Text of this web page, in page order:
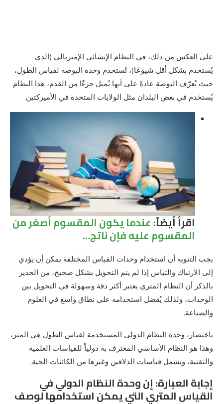
على العكس من ذلك، في النظام الإنشائي الإمبريالي (الذي
يُستخدم بشكل أقل شيوعًا)، تُستخدم وحدة البوصة لقياس الطول،
حيث تُعرّف البوصة عادةً على أنها تُمثل جزءًا من القدم، هذا النظام
يُستخدم في بعض البلدان مثل الولايات المتحدة في الأميركتين.
اقرأ أيضاً:عندما يكون المقسوم أصغر من
المقسوم عليه فإن ناتج…
يجب التنويه أن استخدام وحدات القياس المختلفة يمكن أن يؤدي
إلى الارتباك والتباس إذا لم يتم التحويل بشكل صحيح، من الجدير
بالذكر أن النظام المتري يعتبر أكثر دقة وسهولة في التحويل بين
الوحدات، ولذلك يُفضل استخدامه على نطاق واسع في العلوم
والصناعة.
باختصار، وحدة النظام الدولي المستخدمة لقياس الطول هي المتر،
وهذا هو النظام الأساسي المعترف به دولياً للقياسات العلمية
والتقنية، ويشمل قياسات الدلافين وغيرها من الكائنات الحية.
إجابة العبارة: إن وحدة النظام الدولي في
القياس المتري التي يمكن استخدامها لوصف